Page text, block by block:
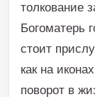
толкование
Богоматерь
стоит
как на
поворот в